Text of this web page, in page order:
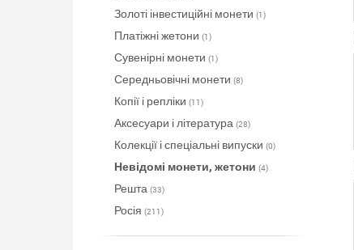
Золоті інвестиційні монети (1)
Платіжні жетони (1)
Сувенірні монети (1)
Середньовічні монети (8)
Копії і репліки (11)
Аксесуари і література (28)
Колекції і спеціальні випуски (0)
Невідомі монети, жетони (4)
Решта (33)
Росія (211)